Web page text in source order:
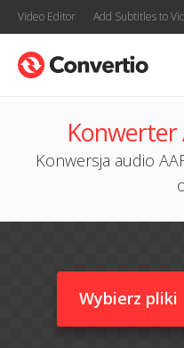
Video Editor Add Subtitles to
Konwerter
Konwersja audio
Wybierz pliki